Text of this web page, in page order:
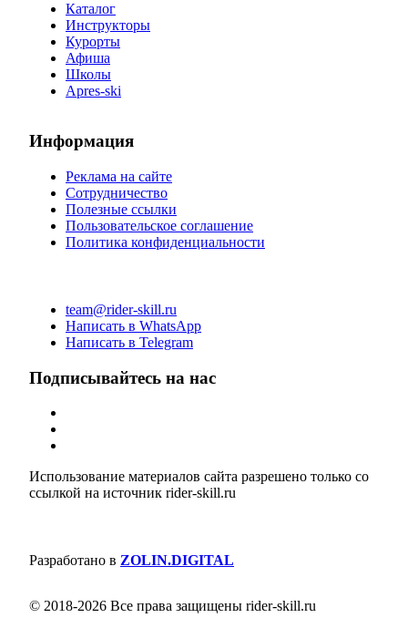
Каталог
Инструкторы
Курорты
Афиша
Школы
Apres-ski
Информация
Реклама на сайте
Сотрудничество
Полезные ссылки
Пользовательское соглашение
Политика конфиденциальности
team@rider-skill.ru
Написать в WhatsApp
Написать в Telegram
Подписывайтесь на нас
Использование материалов сайта разрешено только со
ссылкой на источник rider-skill.ru
Разработано в ZOLIN.DIGITAL
© 2018-2026 Все права защищены rider-skill.ru